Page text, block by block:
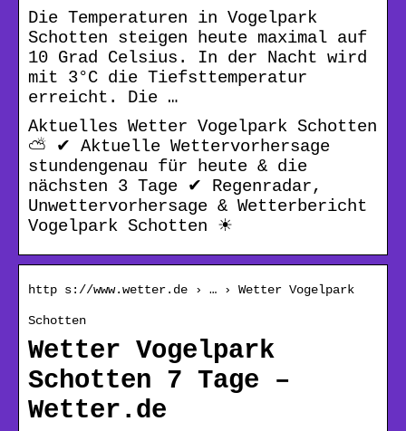
Die Temperaturen in Vogelpark
Schotten steigen heute maximal auf
10 Grad Celsius. In der Nacht wird
mit 3°C die Tiefsttemperatur
erreicht. Die …
Aktuelles Wetter Vogelpark Schotten
⛅ ✔ Aktuelle Wettervorhersage
stundengenau für heute & die
nächsten 3 Tage ✔ Regenradar,
Unwettervorhersage & Wetterbericht
Vogelpark Schotten ☀
http s://www.wetter.de › … › Wetter Vogelpark
Schotten
Wetter Vogelpark
Schotten 7 Tage –
Wetter.de